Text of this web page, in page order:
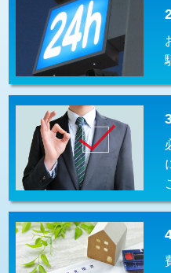
式・ワンホール）)
交換・取付(排水栓・排水トラ
（P/S/ポップアップ））
交換・取付（その他部品）
持込商品取付（単水栓）
持込商品取付（混合水栓）
持込商品取付（浄水器・分岐
給水管工事※（バンド止め)